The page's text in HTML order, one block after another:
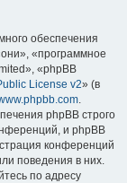
обеспечения
«программное
«phpBB
License v2» (в
.
phpBB строго
и phpBB
конференций
поведения в них.
по адресу